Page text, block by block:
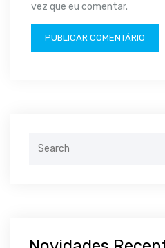
vez que eu comentar.